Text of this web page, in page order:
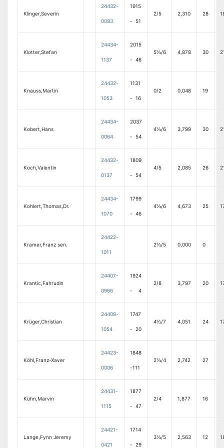
Klinger,Severin
24432-
0093
1915
- 51
2/5 2,310 28
Klotter,Stefan
24434-
1137
2015
- 46
5½/6 4,878 30
Knauss,Martin
24432-
1053
1131
- 16
0/2 0,048 19
Kobert,Hans
24434-
0064
2037
- 54
4½/6 3,799 30
Koch,Valentin
24432-
0137
1809
- 54
4/5 2,085 26
Kohlert,Thomas,Dr.
24434-
1070
1799
- 46
4½/6 4,673 25
Kramer,Franz sen.
24422-
1011
2½/5 0,000 0
Krantic,Fahrudin
24407-
0966
1924
- 4
2/8 3,797 20
Krüger,Christian
24408-
1054
1747
- 20
4½/7 4,051 24
Köhl,Franz-Xaver
24423-
0006
1848
-111
2½/4 2,742 27
Kühn,Marvin
24431-
1115
1877
- 47
2/4 1,877 16
Lange,Fynn Jeremy
24421-
0421
1714
- 29
3½/5 2,563 12